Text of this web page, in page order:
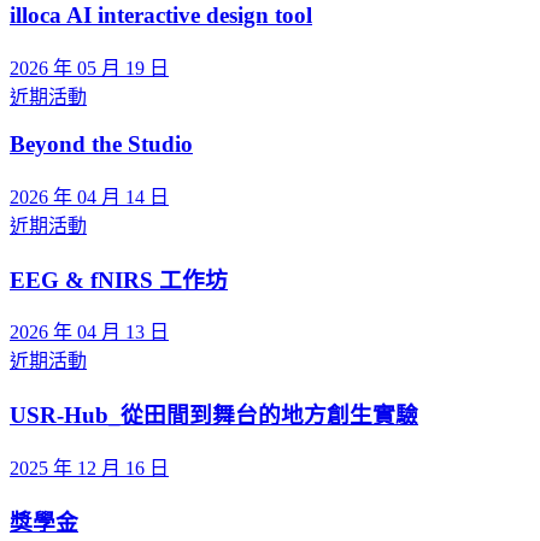
illoca AI interactive design tool
2026 年 05 月 19 日
近期活動
Beyond the Studio
2026 年 04 月 14 日
近期活動
EEG & fNIRS 工作坊
2026 年 04 月 13 日
近期活動
USR-Hub_從田間到舞台的地方創生實驗
2025 年 12 月 16 日
獎學金